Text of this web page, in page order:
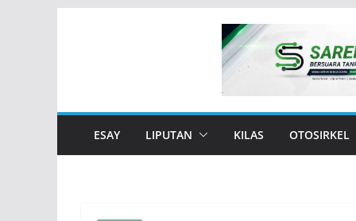
ESAY LIPUTAN KILAS OTOSIRKEL